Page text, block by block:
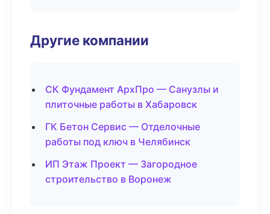
Другие компании
СК Фундамент АрхПро — Санузлы и
плиточные работы в Хабаровск
ГК Бетон Сервис — Отделочные
работы под ключ в Челябинск
ИП Этаж Проект — Загородное
строительство в Воронеж